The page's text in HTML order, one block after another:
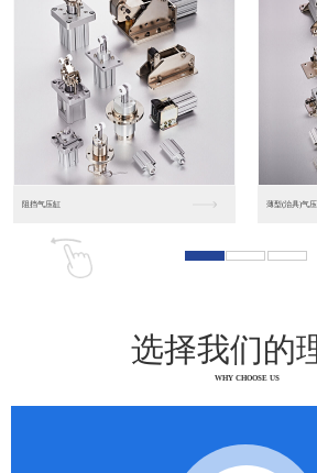
松下人机界面DP10... 数字光钎传感
选择我们的
WHY CHOOSE US